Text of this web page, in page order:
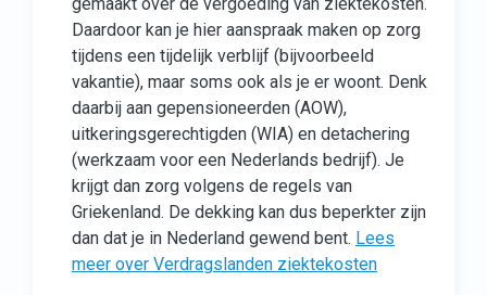
Daardoor kan je hier aanspraak maken op zorg
tijdens een tijdelijk verblijf (bijvoorbeeld
vakantie), maar soms ook als je er woont. Denk
daarbij aan gepensioneerden (AOW),
uitkeringsgerechtigden (WIA) en detachering
(werkzaam voor een Nederlands bedrijf). Je
krijgt dan zorg volgens de regels van
Griekenland. De dekking kan dus beperkter zijn
dan dat je in Nederland gewend bent. Lees
meer over Verdragslanden ziektekosten